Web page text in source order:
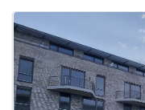
Deze woning
is
waarschijnlijk
al verhuurd
Om kans te
maken moet je
binnen 15